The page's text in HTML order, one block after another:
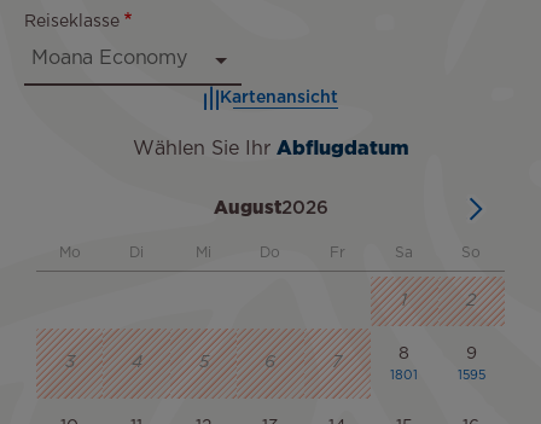
Reiseklasse
Kartenansicht